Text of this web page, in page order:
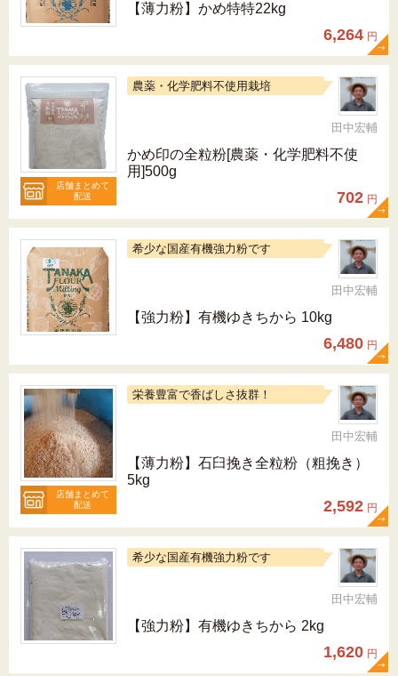
【薄力粉】かめ特特22kg
6,264 円
店舗まとめて
配送
農薬・化学肥料不使用栽培
田中宏輔
かめ印の全粒粉[農薬・化学肥料不使
用]500g
702 円
希少な国産有機強力粉です
田中宏輔
【強力粉】有機ゆきちから 10kg
6,480 円
店舗まとめて
配送
栄養豊富で香ばしさ抜群！
田中宏輔
【薄力粉】石臼挽き全粒粉（粗挽き）
5kg
2,592 円
希少な国産有機強力粉です
田中宏輔
【強力粉】有機ゆきちから 2kg
1,620 円